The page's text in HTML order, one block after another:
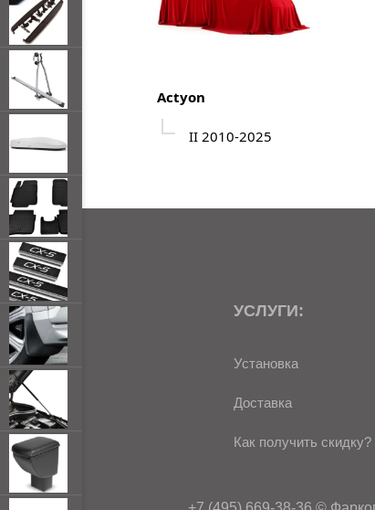
Actyon
II 2010-2025
УСЛУГИ:
Установка
Доставка
Как получить скидку?